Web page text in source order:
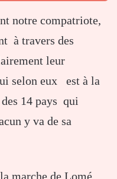
notre compatriote,
à travers des
leur
selon eux est à la
14 pays qui
y va de sa
marche de Lomé,